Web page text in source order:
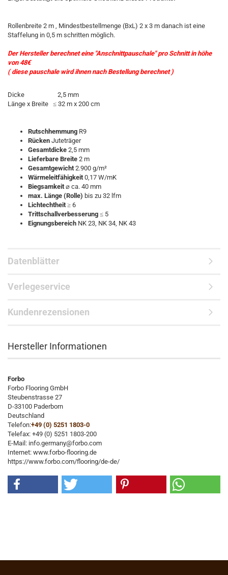
Rollenbreite 2 m , Mindestbestellmenge (BxL) 2 x 3 m danach ist eine
Staffelung in 0,5 m schritten möglich.
Der Hersteller berechnet eine "Anschnittpauschale" pro Schnitt in höhe
von 48€
( diese pauschale wird ihnen nach Bestellung berechnet )
Dicke
2,5 mm
Länge x Breite ≤ 32 m x 200 cm
Rutschhemmung R9
Rücken Juteträger
Gesamtdicke 2,5 mm
Lieferbare Breite 2 m
Gesamtgewicht2.900 g/m²
Wärmeleitfähigkeit0,17 W/mK
Biegsamkeit⌀ ca. 40 mm
max. Länge (Rolle) bis zu 32 lfm
Lichtechtheit≥ 6
Trittschallverbesserung ≤ 5
Eignungsbereich NK 23, NK 34, NK 43
Datenblätter
Verlegeservice
Kundenrezensionen
Hersteller Informationen
Forbo
Forbo Flooring GmbH
Steubenstrasse 27
D-33100 Paderborn
Deutschland
Telefon:+49 (0) 5251 1803-0
Telefax: +49 (0) 5251 1803-200
E-Mail: info.germany@forbo.com
Internet: www.forbo-flooring.de
https://www.forbo.com/flooring/de-de/